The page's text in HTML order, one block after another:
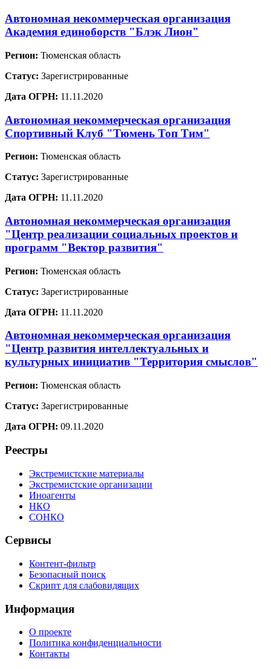
Автономная некоммерческая организация
Академия единоборств "Блэк Лион"
Регион: Тюменская область
Статус: Зарегистрированные
Дата ОГРН: 11.11.2020
Автономная некоммерческая организация
Спортивный Клуб "Тюмень Топ Тим"
Регион: Тюменская область
Статус: Зарегистрированные
Дата ОГРН: 11.11.2020
Автономная некоммерческая организация
"Центр реализации социальных проектов и
программ "Вектор развития"
Регион: Тюменская область
Статус: Зарегистрированные
Дата ОГРН: 11.11.2020
Автономная некоммерческая организация
"Центр развития интеллектуальных и
культурных инициатив "Территория смыслов"
Регион: Тюменская область
Статус: Зарегистрированные
Дата ОГРН: 09.11.2020
Реестры
Экстремистские материалы
Экстремистские организации
Иноагенты
НКО
СОНКО
Сервисы
Контент-фильтр
Безопасный поиск
Скрипт для слабовидящих
Информация
О проекте
Политика конфиденциальности
Контакты